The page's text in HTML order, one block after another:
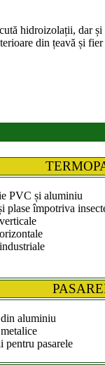
hidroizolații, dar
din țeavă și
PVC și aluminiu
plase împotriva
din aluminiu
pentru pasarele